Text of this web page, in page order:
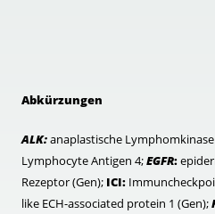
Abkürzungen
ALK:anaplastische Lymphomkinase
Lymphocyte Antigen 4;EGFR:
Rezeptor (Gen); ICI:
like ECH-associated protein 1 (Gen);